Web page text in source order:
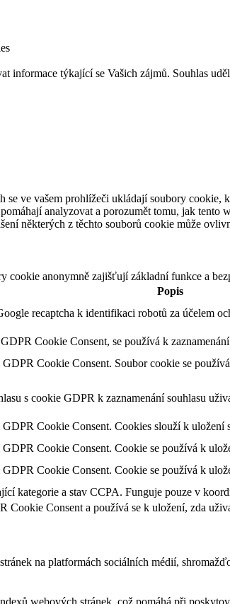
informace týkající se Vašich zájmů. Souhlas
ve vašem prohlížeči ukládají soubory cookie,
analyzovat a porozumět tomu, jak tento
některých z těchto souborů cookie může
cookie anonymně zajišťují základní funkce a
Popis
recaptcha k identifikaci robotů za účelem
Cookie Consent, se používá k
Cookie Consent. Soubor cookie se
s cookie GDPR k zaznamenání souhlasu
Cookie Consent. Cookies slouží k uložení
Cookie Consent. Cookie se používá k
Cookie Consent. Cookie se používá k
kategorie a stav CCPA. Funguje pouze v
Cookie Consent a používá se k uložení, zda
na platformách sociálních médií,
webových stránek, což pomáhá při